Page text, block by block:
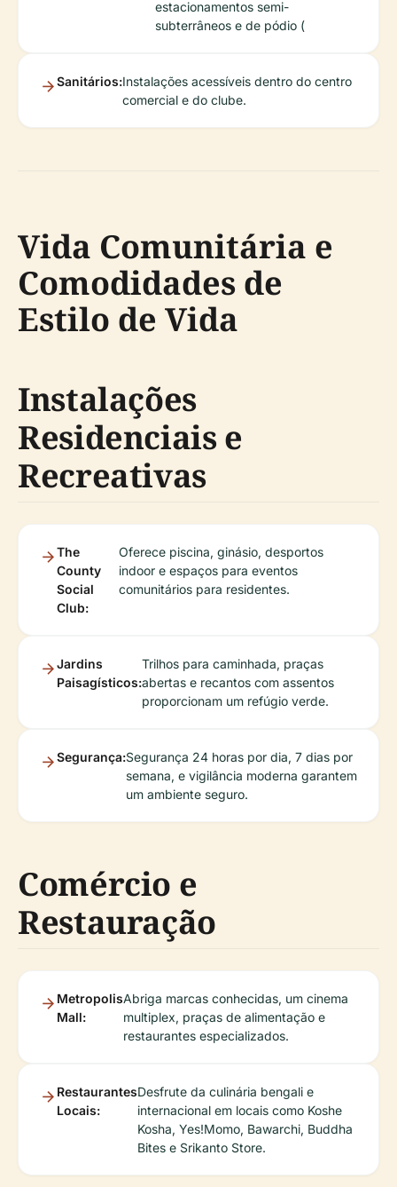
estacionamentos semi-
subterrâneos e de pódio (
Sanitários:Instalações acessíveis dentro do centro
comercial e do clube.
Vida Comunitária e
Comodidades de
Estilo de Vida
Instalações
Residenciais e
Recreativas
The
County
Social
Club:
Oferece piscina, ginásio, desportos
indoor e espaços para eventos
comunitários para residentes.
Jardins
Paisagísticos:
Trilhos para caminhada, praças
abertas e recantos com assentos
proporcionam um refúgio verde.
Segurança:Segurança 24 horas por dia, 7 dias por
semana, e vigilância moderna garantem
um ambiente seguro.
Comércio e
Restauração
Metropolis
Mall:
Abriga marcas conhecidas, um cinema
multiplex, praças de alimentação e
restaurantes especializados.
Restaurantes
Locais:
Desfrute da culinária bengali e
internacional em locais como Koshe
Kosha, Yes!Momo, Bawarchi, Buddha
Bites e Srikanto Store.